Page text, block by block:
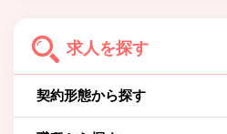
求人を探す
契約形態から探す